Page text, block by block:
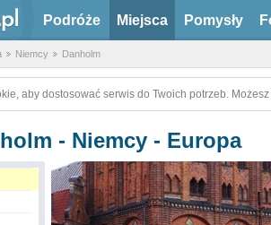
Podróże Miejsca Pomysły
Niemcy Danholm
aby dostosować serwis do Twoich potrzeb.
- Niemcy - Europa